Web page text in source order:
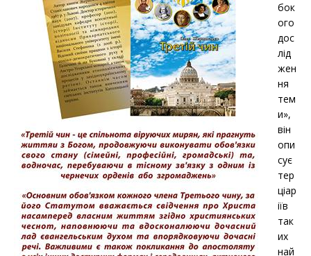
бок
ого
дос
лід
жен
ня
тем
и»,
він
опи
сує
тер
ціар
іїв
так
их
най